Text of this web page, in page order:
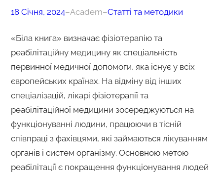
18 Січня, 2024–Academ–Статті та методики
«Біла книга» визначає фізіотерапію та
реабілітаційну медицину як спеціальність
первинної медичної допомоги, яка існує у всіх
європейських країнах. На відміну від інших
спеціалізацій, лікарі фізіотерапії та
реабілітаційної медицини зосереджуються на
функціонуванні людини, працюючи в тісній
співпраці з фахівцями, які займаються лікуванням
органів і систем організму. Основною метою
реабілітації є покращення функціонування людей